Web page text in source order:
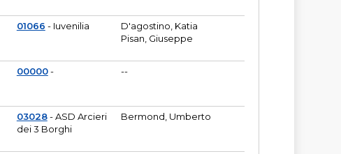
01066 - Iuvenilia
D'agostino, Katia
Pisan, Giuseppe
00000- --
03028- ASD Arcieri
dei 3 Borghi
Bermond, Umberto